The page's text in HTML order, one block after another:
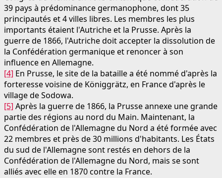
39 pays à prédominance germanophone, dont 35
principautés et 4 villes libres. Les membres les plus
importants étaient l'Autriche et la Prusse. Après la
guerre de 1866, l'Autriche doit accepter la dissolution de
la Confédération germanique et renoncer à son
influence en Allemagne.
[4] En Prusse, le site de la bataille a été nommé d'après la
forteresse voisine de Königgrätz, en France d'après le
village de Sodowa.
[5] Après la guerre de 1866, la Prusse annexe une grande
partie des régions au nord du Main. Maintenant, la
Confédération de l'Allemagne du Nord a été formée avec
22 membres et près de 30 millions d'habitants. Les États
du sud de l'Allemagne sont restés en dehors de la
Confédération de l'Allemagne du Nord, mais se sont
alliés avec elle en 1870 contre la France.